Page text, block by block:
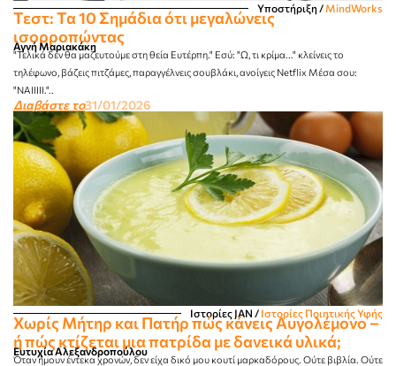
Υποστήριξη / MindWorks
Τεστ: Τα 10 Σημάδια ότι μεγαλώνεις
ισορροπώντας
Αγνή Μαριακάκη
"Τελικά δεν θα μαζευτούμε στη θεία Ευτέρπη." Εσύ: "Ω, τι κρίμα..." κλείνεις το
τηλέφωνο, βάζεις πιτζάμες, παραγγέλνεις σουβλάκι, ανοίγεις Netflix Μέσα σου:
"ΝΑΙΙΙΙΙ."..
Διαβάστε το31/01/2026
Ιστορίες JΑΝ / Ιστορίες Ποιητικής Υφής
Χωρίς Μήτηρ και Πατήρ πώς κάνεις Αυγολέμονο –
ή πώς κτίζεται μια πατρίδα με δανεικά υλικά;
Ευτυχία Αλεξανδροπούλου
Όταν ήμουν έντεκα χρονών, δεν είχα δικό μου κουτί μαρκαδόρους. Ούτε βιβλία. Ούτε